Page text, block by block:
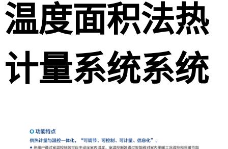
温度面积法热
计量系统系统